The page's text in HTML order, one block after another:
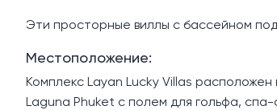
Эти просторные виллы с бассейном
Местоположение:
Комплекс Layan Lucky Villas
Laguna Phuket с полем для гольфа,